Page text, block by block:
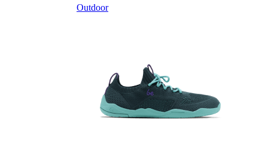
Outdoor